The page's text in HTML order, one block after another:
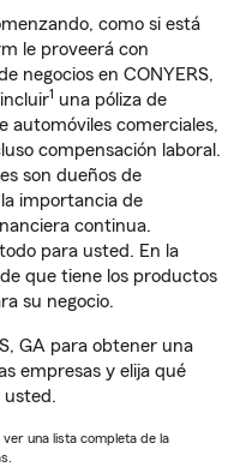
como si está
le proveerá con
negocios en CONYERS,
1 una póliza de
automóviles comerciales,
compensación laboral.
son dueños de
importancia de
continua.
para usted. En la
que tiene los productos
su negocio.
GA para obtener una
empresas y elija qué
usted.
una lista completa de la